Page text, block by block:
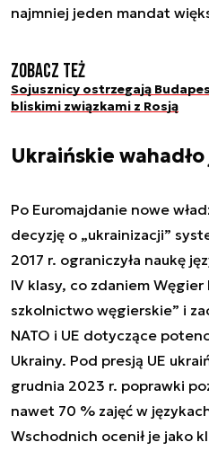
najmniej jeden mandat
Zobacz też
Sojusznicy ostrzegają
bliskimi związkami z Rosją
Ukraińskie
Po Euromajdanie nowe
decyzję o „ukrainizacji”
2017 r. ograniczyła naukę
IV klasy, co zdaniem Węgier
szkolnictwo węgierskie” i
NATO i UE dotyczące
Ukrainy. Pod presją UE
grudnia 2023 r. poprawki
nawet 70 % zajęć w
Wschodnich ocenił je jako